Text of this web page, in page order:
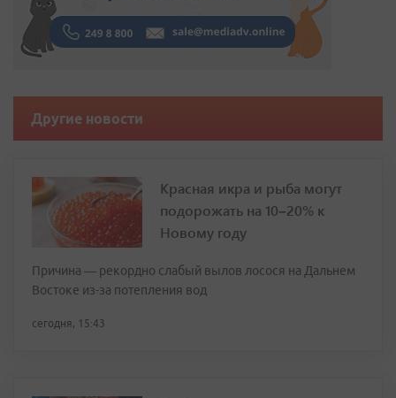
Другие новости
Красная икра и рыба могут
подорожать на 10–20% к
Новому году
Причина — рекордно слабый вылов лосося на Дальнем
Востоке из-за потепления вод
сегодня, 15:43